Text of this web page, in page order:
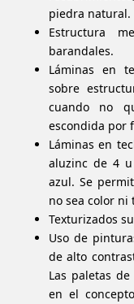
piedra natural.
Estructura
barandales.
Láminas en
sobre
cuando no
escondida por
Láminas en
aluzinc de 4 u
azul. Se
no sea color ni
Texturizados
Uso de
de alto
Las paletas
en el